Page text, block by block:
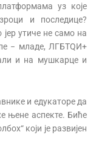
уз које
и последице?
утиче не само на
− младе, ЛГБТQИ+
и на мушкарце и
и едукаторе да
њене аспекте. Биће
који је развијен